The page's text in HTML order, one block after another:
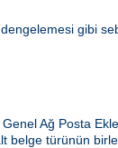
gibi
Ağ Posta
belge türünün